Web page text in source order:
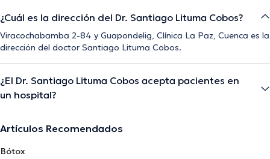
¿Cuál es la dirección del Dr. Santiago Lituma Cobos?
Viracochabamba 2-84 y Guapondelig, Clínica La Paz, Cuenca es la
dirección del doctor Santiago Lituma Cobos.
¿El Dr. Santiago Lituma Cobos acepta pacientes en
un hospital?
Artículos Recomendados
Bótox